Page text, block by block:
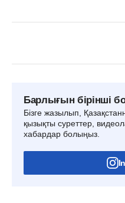
Барлығын бірінші
Бізге жазылып,
қызықты суреттер,
хабардар болыңыз.